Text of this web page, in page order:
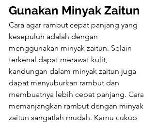
Gunakan Minyak Zaitun
Cara agar rambut cepat panjang yang
kesepuluh adalah dengan
menggunakan minyak zaitun. Selain
terkenal dapat merawat kulit,
kandungan dalam minyak zaitun juga
dapat menyuburkan rambut dan
membuatnya lebih cepat panjang. Cara
memanjangkan rambut dengan minyak
zaitun sangatlah mudah. Kamu cukup